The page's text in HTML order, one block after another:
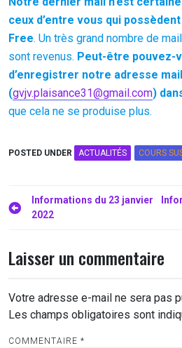
ceux d’entre vous qui
Free. Un très grand nombre de
sont revenus. Peut-être pouvez-
d’enregistrer notre adresse mail
(gvjv.plaisance31@gmail.com)
que cela ne se produise plus.
POSTED UNDER ACTUALITÉS COURS
Navigation
Informations du 23 janvier
2022
Laisser un commentaire
Votre adresse e-mail ne sera pas
Les champs obligatoires sont
COMMENTAIRE *